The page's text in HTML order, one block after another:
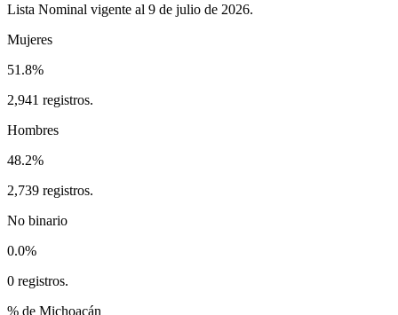
Lista Nominal vigente al 9 de julio de 2026.
Mujeres
51.8%
2,941 registros.
Hombres
48.2%
2,739 registros.
No binario
0.0%
0 registros.
% de Michoacán